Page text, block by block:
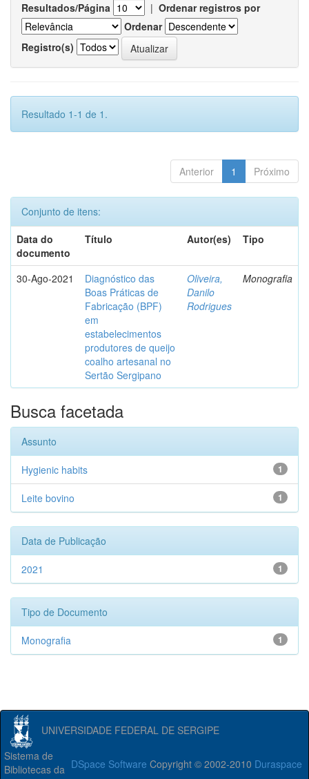
Resultados/Página | Ordenar registros por
Ordenar
Registro(s)
Resultado 1-1 de 1.
Anterior 1 Próximo
Conjunto de itens:
Data do
documento
Título Autor(es) Tipo
30-Ago-2021
Diagnóstico das
Boas Práticas de
Fabricação (BPF)
em
estabelecimentos
produtores de queijo
coalho artesanal no
Sertão Sergipano
Oliveira,
Danilo
Rodrigues
Monografia
Busca facetada
Assunto
1
Hygienic habits
1
Leite bovino
Data de Publicação
1
2021
Tipo de Documento
1
Monografia
UNIVERSIDADE FEDERAL DE SERGIPE
DSpace Software Copyright © 2002-2010 Duraspace
Sistema de
Bibliotecas da